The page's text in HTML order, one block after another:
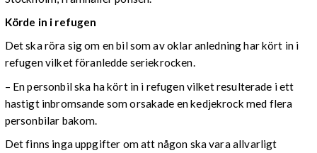
Körde in i refugen
Det ska röra sig om en bil som av oklar anledning har kört in i
refugen vilket föranledde seriekrocken.
– En personbil ska ha kört in i refugen vilket resulterade i ett
hastigt inbromsande som orsakade en kedjekrock med flera
personbilar bakom.
Det finns inga uppgifter om att någon ska vara allvarligt